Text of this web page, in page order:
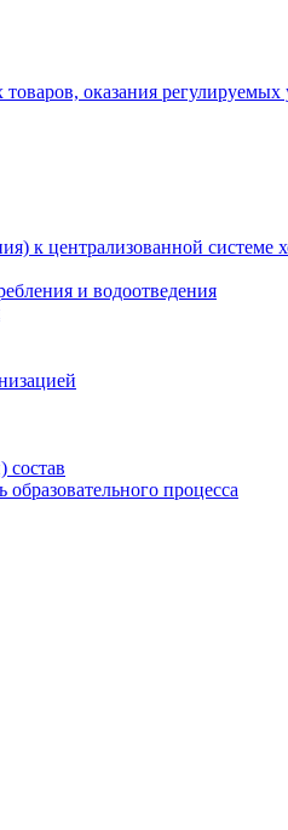
оказания
к централизованной
и водоотведения
состав
процесса